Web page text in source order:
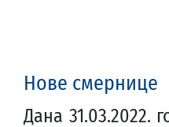
прања новца и
посебне игре
комуникације
Нове смернице
Дана 31.03.2022.